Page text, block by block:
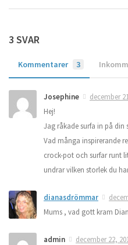
3 SVAR
Kommentarer 3
Josephine
december
Hej!
Jag råkade surfa in på
Vad många inspirerande
crock-pot och surfar runt
undrar vilken storlek du
dianasdrömmar
Mums , vad gott kram
admin
december 22,